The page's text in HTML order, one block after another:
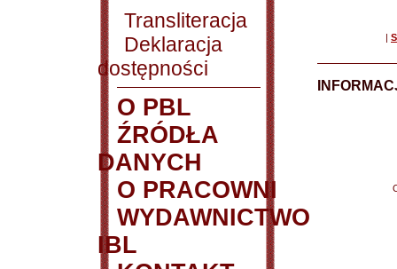
Transliteracja
Deklaracja
dostępności
O PBL
ŹRÓDŁA
DANYCH
O PRACOWNI
WYDAWNICTWO
IBL
|